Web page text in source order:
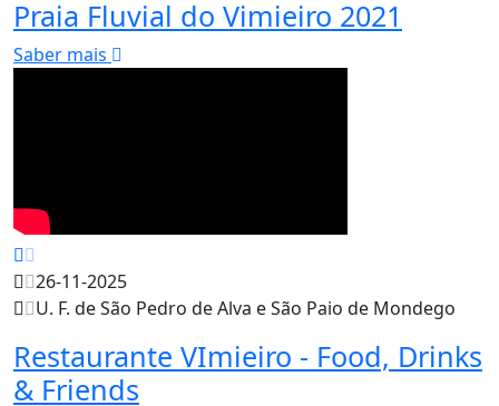
Praia Fluvial do Vimieiro 2021
Saber mais
26-11-2025
U. F. de São Pedro de Alva e São Paio de Mondego
Restaurante VImieiro - Food, Drinks
& Friends